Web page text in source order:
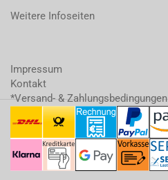
Weitere Infoseiten
Impressum
Kontakt
*Versand- & Zahlungsbedingungen